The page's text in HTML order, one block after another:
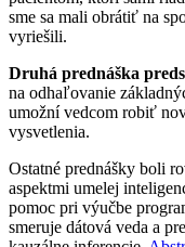
sme sa mali obrátiť na
vyriešili.
Druhá prednáška
na odhaľovanie
umožní vedcom robiť
vysvetlenia.
Ostatné prednášky boli
aspektmi umelej
pomoc pri výučbe
smeruje dátová veda a